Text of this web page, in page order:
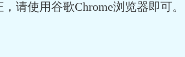
请使用谷歌Chrome浏览器即可。